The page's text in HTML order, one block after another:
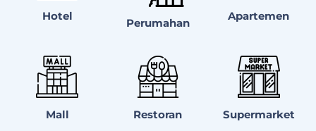
Hotel
Perumahan
Apartemen
Mall Restoran Supermarket